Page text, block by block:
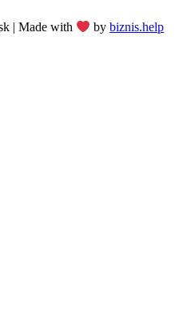
| Made with bybiznis.help